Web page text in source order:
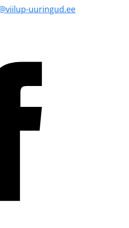
uuringud.ee